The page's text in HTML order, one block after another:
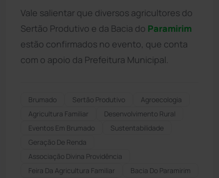
Vale salientar que diversos agricultores do
Sertão Produtivo e da Bacia do Paramirim
estão confirmados no evento, que conta
com o apoio da Prefeitura Municipal.
Brumado Sertão Produtivo
Agroecologia
Agricultura Familiar
Desenvolvimento Rural
Eventos Em Brumado
Sustentabilidade
Geração De Renda
Associação Divina Providência
Feira Da Agricultura Familiar
Bacia Do Paramirim